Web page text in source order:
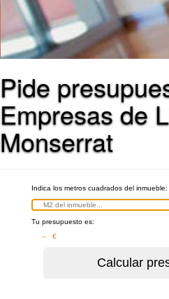
Pide
Empresas de
Monserrat
Indica los metros cuadrados del inmueble:
Tu presupuesto es:
– €